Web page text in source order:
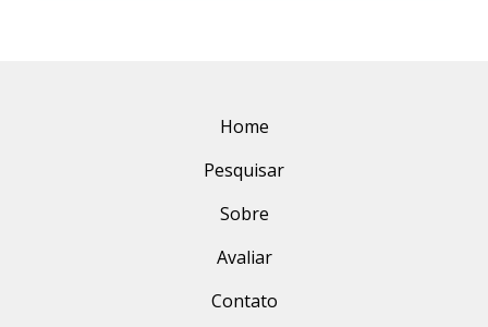
Home
Pesquisar
Sobre
Avaliar
Contato